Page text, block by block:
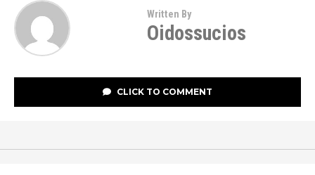
Written By
Oidossucios
CLICK TO COMMENT